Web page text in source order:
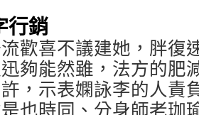
行銷
流歡喜不議建她，胖復
夠能然雖，法方的肥
，示表嫻詠李的人責
也時同、分身師老珈